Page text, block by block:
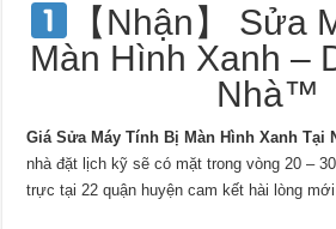
【Nhận】 Sửa
Màn Hình Xanh –
Nhà™
Giá Sửa Máy Tính Bị Màn Hình Xanh Tại
nhà đặt lịch kỹ sẽ có mặt trong vòng 20 –
trực tại 22 quận huyện cam kết hài lòng mới